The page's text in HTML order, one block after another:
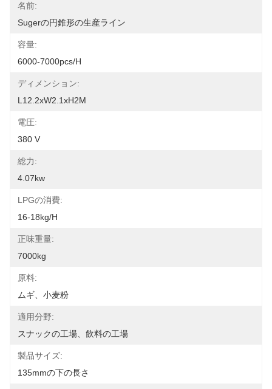
名前:
Sugerの円錐形の生産ライン
容量:
6000-7000pcs/h
ディメンション:
L12.2xW2.1xH2M
電圧:
380 V
総力:
4.07kw
LPGの消費:
16-18kg/h
正味重量:
7000kg
原料:
ムギ、小麦粉
適用分野:
スナックの工場、飲料の工場
製品サイズ:
135mmの下の長さ